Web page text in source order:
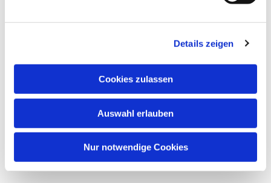
Details zeigen
Cookies zulassen
Auswahl erlauben
Nur notwendige Cookies